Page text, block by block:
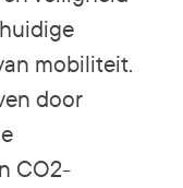
mobiliteit.
door
CO2-